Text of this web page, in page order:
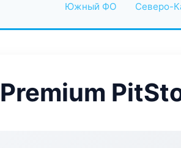
Южный ФО Северо-